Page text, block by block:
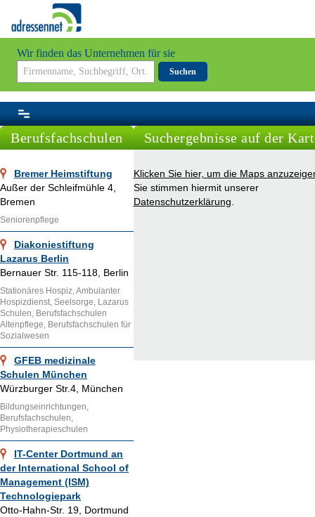
Wir finden das Unternehmen für sie
Suchen
Berufsfachschulen
Bremer Heimstiftung
Außer der Schleifmühle 4,
Bremen
Seniorenpflege
Diakoniestiftung
Lazarus Berlin
Bernauer Str. 115-118, Berlin
Stationäres Hospiz, Ambulanter
Hospizdienst, Seelsorge, Lazarus
Schulen, Berufsfachschulen
Altenpflege, Berufsfachschulen für
Sozialwesen
GFEB medizinale
Schulen München
Würzburger Str.4, München
Bildungseinrichtungen,
Berufsfachschulen,
Physiotherapieschulen
IT-Center Dortmund an
der International School of
Management (ISM)
Technologiepark
Otto-Hahn-Str. 19, Dortmund
Suchergebnisse auf der
Klicken Sie hier, um die Maps
Sie stimmen hiermit unserer
Datenschutzerklärung